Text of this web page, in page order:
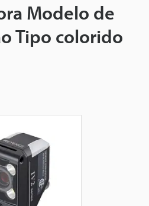
Modelo de
Tipo colorido